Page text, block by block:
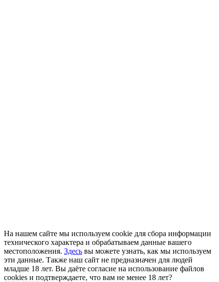
На нашем сайте мы используем cookie для сбора информации
технического характера и обрабатываем данные вашего
местоположения. Здесь вы можете узнать, как мы используем
эти данные. Также наш сайт не предназначен для людей
младше 18 лет. Вы даёте согласие на использование файлов
cookies и подтверждаете, что вам не менее 18 лет?